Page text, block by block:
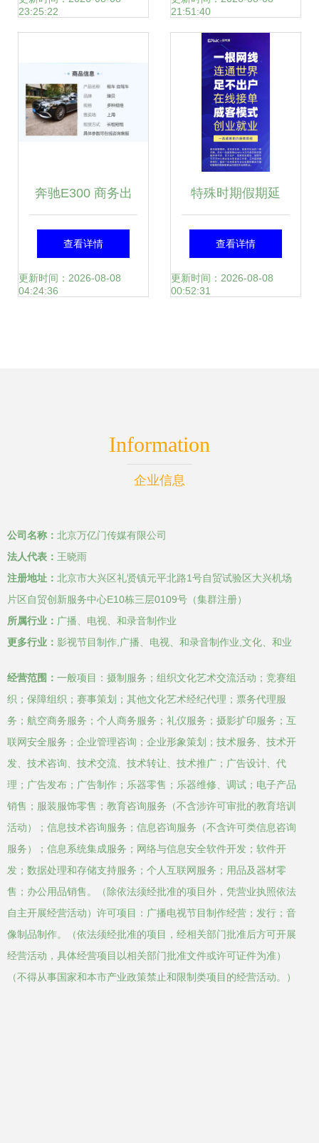
23:25:22
程序,无线网络,喊,
召唤,呼唤,听,个人
电脑,呼叫,联网,制
作,说话,互联网,汉
子,无线,吆喝,技术,
叫,号召,申请,计算
机,现代,帅气,房间,
年青人,专业人员,
快乐
21:51:40
奔驰E300 商务出
行与个人自驾首
选，尊享全面服务
查看详情
更新时间：2026-08-08
04:24:36
特殊时期假期延
长，企业损失如何
弥补？这些90后或
查看详情
更新时间：2026-08-08
00:52:31
Information
企业信息
公司名称： 北京万亿门传媒有限公司
法人代表： 王晓雨
注册地址： 北京市大兴区礼贤镇元平北路1号自贸试验区大兴机场
片区自贸创新服务中心E10栋三层0109号（集群注册）
所属行业： 广播、电视、和录音制作业
更多行业： 影视节目制作,广播、电视、和录音制作业,文化、和业
经营范围： 一般项目：摄制服务；组织文化艺术交流活动；竞赛组
织；保障组织；赛事策划；其他文化艺术经纪代理；票务代理服
务；航空商务服务；个人商务服务；礼仪服务；摄影扩印服务；互
联网安全服务；企业管理咨询；企业形象策划；技术服务、技术开
发、技术咨询、技术交流、技术转让、技术推广；广告设计、代
理；广告发布；广告制作；乐器零售；乐器维修、调试；电子产品
销售；服装服饰零售；教育咨询服务（不含涉许可审批的教育培训
活动）；信息技术咨询服务；信息咨询服务（不含许可类信息咨询
服务）；信息系统集成服务；网络与信息安全软件开发；软件开
发；数据处理和存储支持服务；个人互联网服务；用品及器材零
售；办公用品销售。（除依法须经批准的项目外，凭营业执照依法
自主开展经营活动）许可项目：广播电视节目制作经营；发行；音
像制品制作。（依法须经批准的项目，经相关部门批准后方可开展
经营活动，具体经营项目以相关部门批准文件或许可证件为准）
（不得从事国家和本市产业政策禁止和限制类项目的经营活动。）